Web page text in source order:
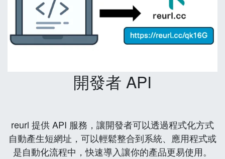
開發者 API
reurl 提供 API 服務，讓開發者可以透過程式化方式
自動產生短網址，可以輕鬆整合到系統、應用程式或
是自動化流程中，快速導入讓你的產品更易使用。